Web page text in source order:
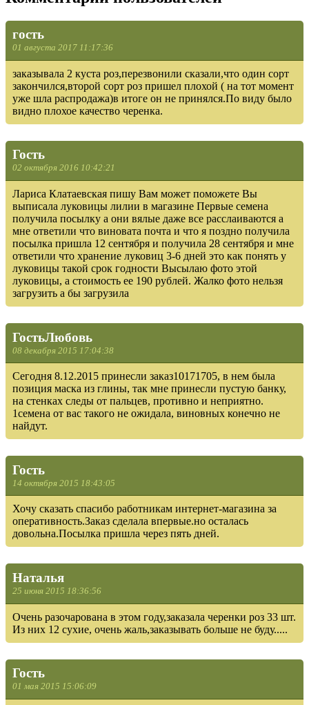
гость
01 августа 2017 11:17:36
заказывала 2 куста роз,перезвонили сказали,что один сорт
закончился,второй сорт роз пришел плохой ( на тот момент
уже шла распродажа)в итоге он не принялся.По виду было
видно плохое качество черенка.
Гость
02 октября 2016 10:42:21
Лариса Клатаевская пишу Вам может поможете Вы
выписала луковицы лилии в магазине Первые семена
получила посылку а они вялые даже все расслаиваются а
мне ответили что виновата почта и что я поздно получила
посылка пришла 12 сентября и получила 28 сентября и мне
ответили что хранение луковиц 3-6 дней это как понять у
луковицы такой срок годности Высылаю фото этой
луковицы, а стоимость ее 190 рублей. Жалко фото нельзя
загрузить а бы загрузила
ГостьЛюбовь
08 декабря 2015 17:04:38
Сегодня 8.12.2015 принесли заказ10171705, в нем была
позиция маска из глины, так мне принесли пустую банку,
на стенках следы от пальцев, противно и неприятно.
1семена от вас такого не ожидала, виновных конечно не
найдут.
Гость
14 октября 2015 18:43:05
Хочу сказать спасибо работникам интернет-магазина за
оперативность.Заказ сделала впервые.но осталась
довольна.Посылка пришла через пять дней.
Наталья
25 июня 2015 18:36:56
Очень разочарована в этом году,заказала черенки роз 33 шт.
Из них 12 сухие, очень жаль,заказывать больше не буду.....
Гость
01 мая 2015 15:06:09